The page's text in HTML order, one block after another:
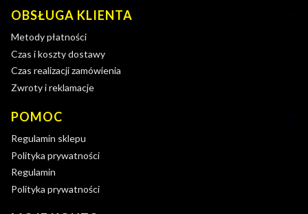
OBSŁUGA KLIENTA
Metody płatności
Czas i koszty dostawy
Czas realizacji zamówienia
Zwroty i reklamacje
POMOC
Regulamin sklepu
Polityka prywatności
Regulamin
Polityka prywatności